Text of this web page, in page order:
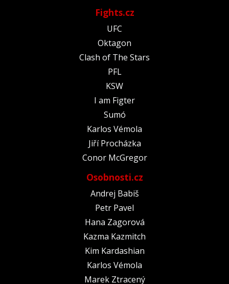
Fights.cz
UFC
Oktagon
Clash of The Stars
PFL
KSW
I am Figter
Sumó
Karlos Vémola
Jiří Procházka
Conor McGregor
Osobnosti.cz
Andrej Babiš
Petr Pavel
Hana Zagorová
Kazma Kazmitch
Kim Kardashian
Karlos Vémola
Marek Ztracený